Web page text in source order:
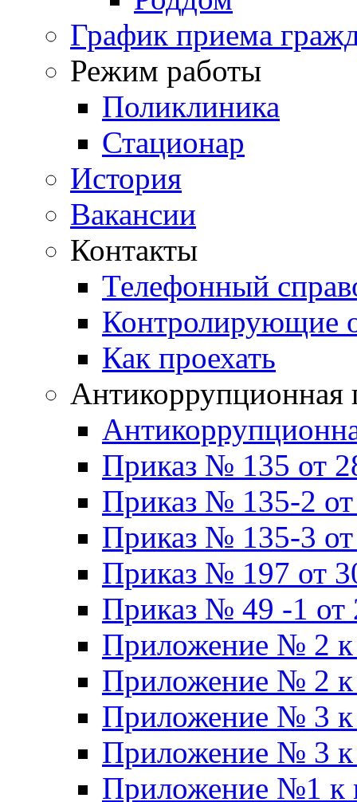
График приема
Режим работы
Поликлиника
Стационар
История
Вакансии
Контакты
Телефонный
Контролирующие
Как проехать
Антикоррупционная
Приказ № 135 от
Приказ № 135-2
Приказ № 135-3
Приказ № 197 от
Приказ № 49 -1 от
Приложение № 2 к
Приложение № 2 к
Приложение № 3 к
Приложение № 3 к
Приложение №1 к